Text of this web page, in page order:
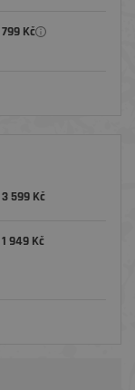
799 Kč
3 599 Kč
1 949 Kč